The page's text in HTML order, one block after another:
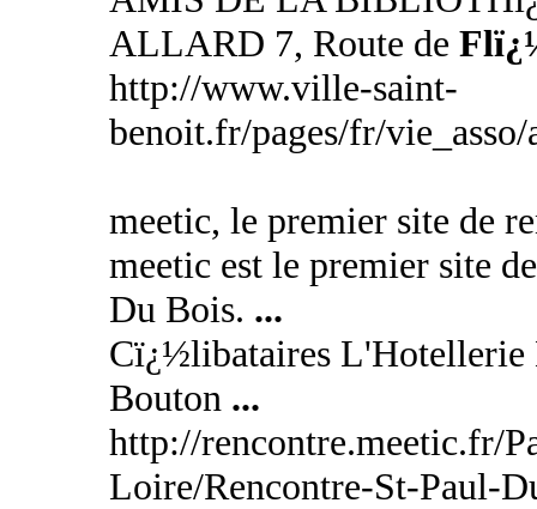
ALLARD 7, Route de
http://www.ville-saint-
benoit.fr/pages/fr/
meetic, le premier site de
meetic est le premier site
Du Bois. ...
Cï¿½libataires
Bouton ...
http://rencontre.meetic.fr/
Loire/Rencontre-St-Paul-